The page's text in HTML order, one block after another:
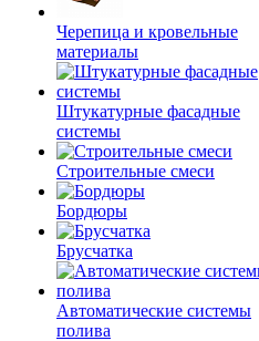
Черепица и кровельные
материалы
Штукатурные фасадные
системы
Строительные смеси
Бордюры
Брусчатка
Автоматические системы
полива